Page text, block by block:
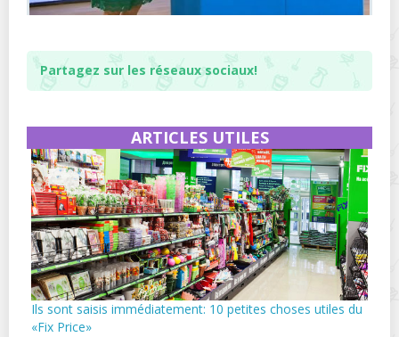
Partagez sur les réseaux sociaux!
ARTICLES UTILES
Ils sont saisis immédiatement: 10 petites choses utiles du
«Fix Price»